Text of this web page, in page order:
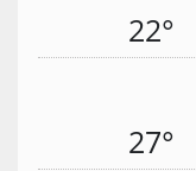
22°
27°